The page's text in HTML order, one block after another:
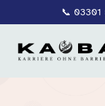
📞 03301